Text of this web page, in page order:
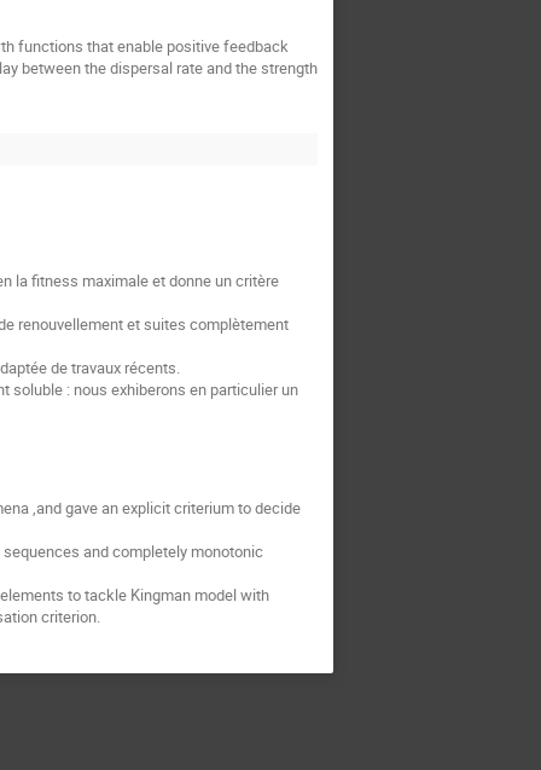
functions that enable positive feedback
between the dispersal rate and the strength
la fitness maximale et donne un critère
renouvellement et suites complètement
de travaux récents.
soluble : nous exhiberons en particulier un
,and gave an explicit criterium to decide
and completely monotonic
to tackle Kingman model with
criterion.